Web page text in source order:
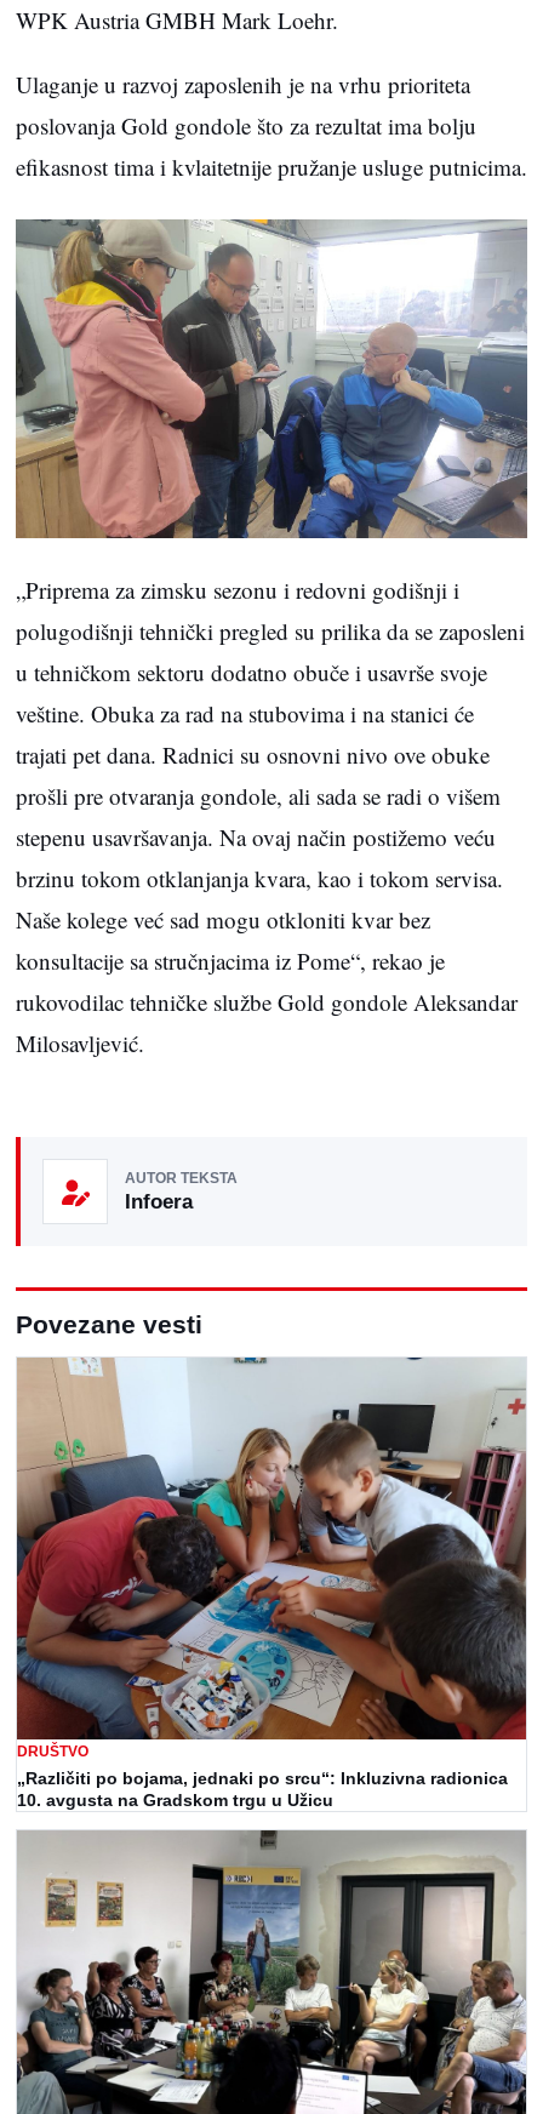
WPK Austria GMBH Mark Loehr.
Ulaganje u razvoj zaposlenih je na vrhu prioriteta
poslovanja Gold gondole što za rezultat ima bolju
efikasnost tima i kvlaitetnije pružanje usluge putnicima.
„Priprema za zimsku sezonu i redovni godišnji i
polugodišnji tehnički pregled su prilika da se zaposleni
u tehničkom sektoru dodatno obuče i usavrše svoje
veštine. Obuka za rad na stubovima i na stanici će
trajati pet dana. Radnici su osnovni nivo ove obuke
prošli pre otvaranja gondole, ali sada se radi o višem
stepenu usavršavanja. Na ovaj način postižemo veću
brzinu tokom otklanjanja kvara, kao i tokom servisa.
Naše kolege već sad mogu otkloniti kvar bez
konsultacije sa stručnjacima iz Pome“, rekao je
rukovodilac tehničke službe Gold gondole Aleksandar
Milosavljević.
AUTOR TEKSTA
Infoera
Povezane vesti
DRUŠTVO
„Različiti po bojama, jednaki po srcu“: Inkluzivna radionica
10. avgusta na Gradskom trgu u Užicu